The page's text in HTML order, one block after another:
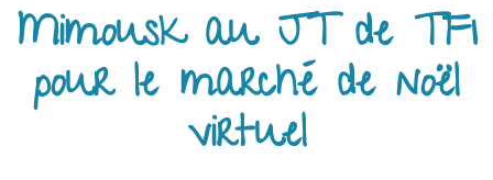
Mimousk au JT de TF1
pour le marché de noël
virtuel